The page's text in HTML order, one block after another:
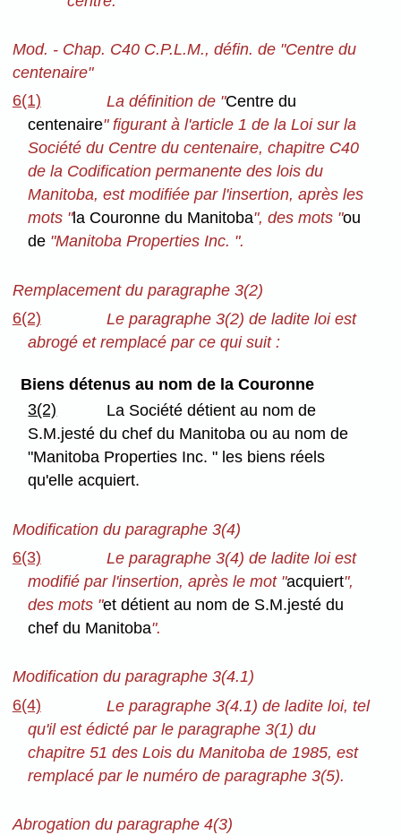
Mod. - Chap. C40 C.P.L.M., défin. de "Centre du
centenaire"
6(1)
La définition de "Centre du
centenaire" figurant à l'article 1 de la Loi sur la
Société du Centre du centenaire, chapitre C40
de la Codification permanente des lois du
Manitoba, est modifiée par l'insertion, après les
mots "la Couronne du Manitoba", des mots "ou
de "Manitoba Properties Inc. ".
Remplacement du paragraphe 3(2)
6(2)
Le paragraphe 3(2) de ladite loi est
abrogé et remplacé par ce qui suit :
Biens détenus au nom de la Couronne
3(2)
La Société détient au nom de
S.M.jesté du chef du Manitoba ou au nom de
"Manitoba Properties Inc. " les biens réels
qu'elle acquiert.
Modification du paragraphe 3(4)
6(3)
Le paragraphe 3(4) de ladite loi est
modifié par l'insertion, après le mot "acquiert",
des mots "et détient au nom de S.M.jesté du
chef du Manitoba".
Modification du paragraphe 3(4.1)
6(4)
Le paragraphe 3(4.1) de ladite loi, tel
qu'il est édicté par le paragraphe 3(1) du
chapitre 51 des Lois du Manitoba de 1985, est
remplacé par le numéro de paragraphe 3(5).
Abrogation du paragraphe 4(3)